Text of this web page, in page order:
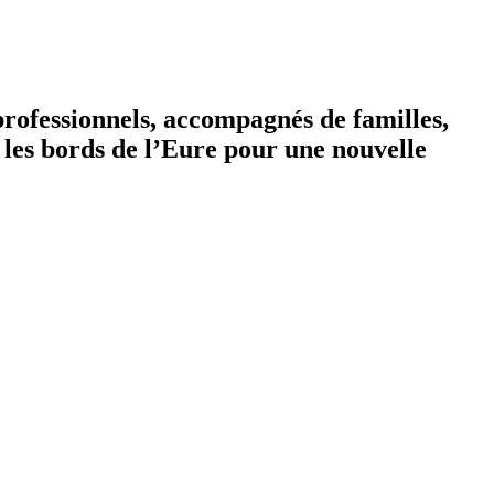
accompagnés de familles,
bords de l’Eure pour une nouvelle